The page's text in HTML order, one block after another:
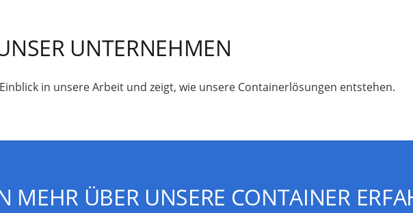
UNTERNEHMEN
in unsere Arbeit und zeigt, wie unsere Containerlösungen entstehen.
MEHR ÜBER UNSERE CONTAINER